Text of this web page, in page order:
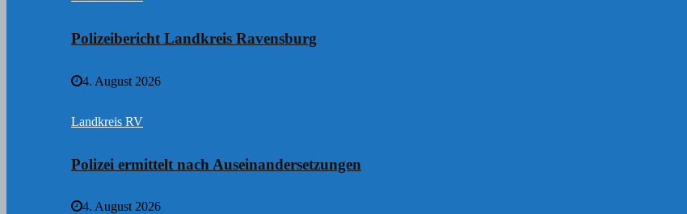
Polizeibericht Landkreis Ravensburg
4. August 2026
Landkreis RV
Polizei ermittelt nach Auseinandersetzungen
4. August 2026